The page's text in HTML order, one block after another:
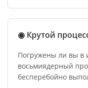
◉ Крутой
Погружены ли вы в
восьмиядерный
бесперебойно